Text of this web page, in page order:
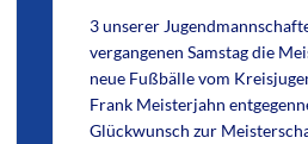
3 unserer
vergangenen Samstag die
neue Fußbälle vom
Frank Meisterjahn
Glückwunsch zur